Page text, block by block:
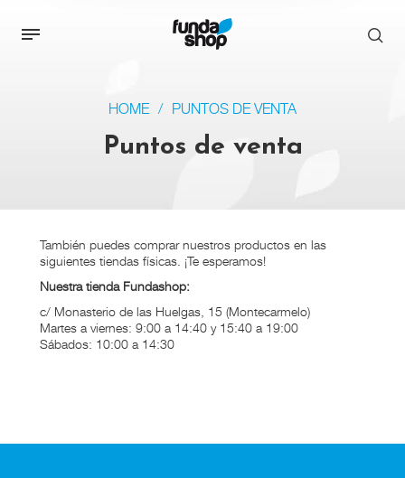
HOME / PUNTOS DE VENTA
Puntos de venta
También puedes comprar nuestros productos en las
siguientes tiendas físicas. ¡Te esperamos!
Nuestra tienda Fundashop:
c/ Monasterio de las Huelgas, 15 (Montecarmelo)
Martes a viernes: 9:00 a 14:40 y 15:40 a 19:00
Sábados: 10:00 a 14:30